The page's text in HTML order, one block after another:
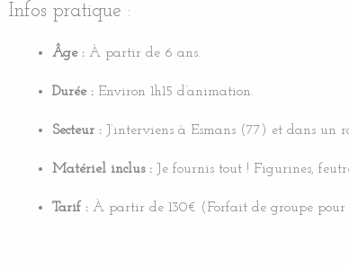
Infos pratique :
Âge : À partir de 6 ans.
Durée : Environ 1h15 d’animation.
Secteur : J’interviens à Esmans (77) et dans un
Matériel inclus : Je fournis tout ! Figurines,
Tarif : À partir de 130€ (Forfait de groupe pour